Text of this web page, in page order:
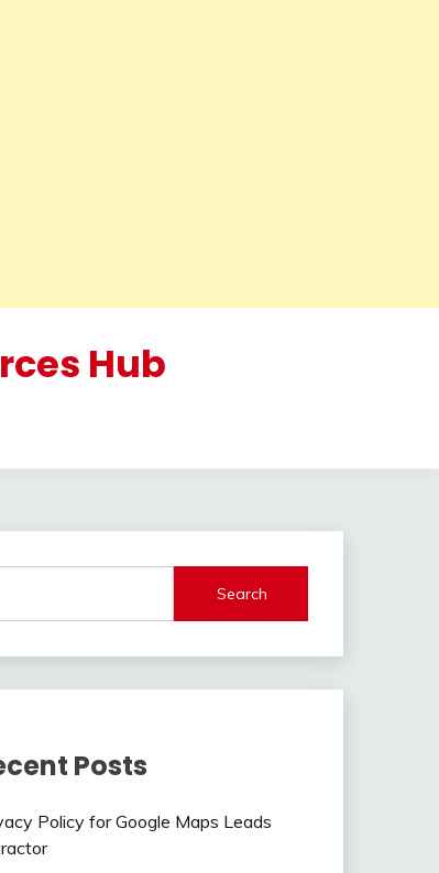
Hub
Search
Posts
Policy for Google Maps Leads